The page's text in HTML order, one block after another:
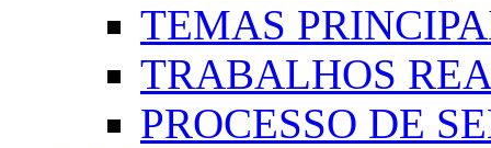
TEMAS
TRABALHOS
PROCESSO DE